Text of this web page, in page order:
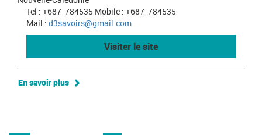
Tel : +687_784535 Mobile : +687_784535
Mail : d3savoirs@gmail.com
Visiter le site
En savoir plus